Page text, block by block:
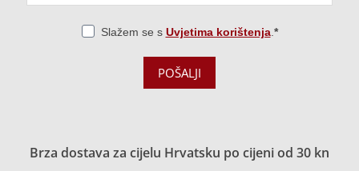
Slažem se s Uvjetima korištenja.
POŠALJI
Brza dostava za cijelu Hrvatsku po cijeni od 30 kn